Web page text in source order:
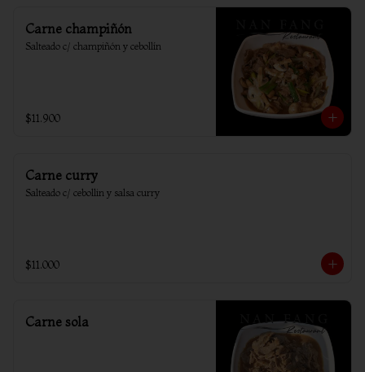
Carne champiñón
Salteado c/ champiñón y cebollín
$11.900
Carne curry
Salteado c/ cebollin y salsa curry
$11.000
Carne sola